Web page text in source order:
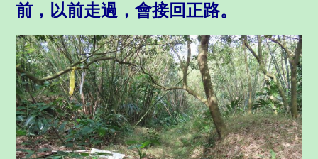
前，以前走過，會接回正路。